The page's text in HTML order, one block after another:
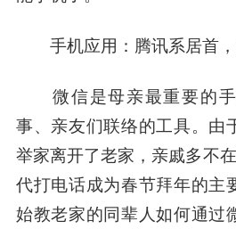
手机应用：腾讯系居首
微信是母亲最重要的手
事、亲友们联络的工具。由
举家离开了老家，亲戚多不
代打电话成为春节拜年的主
始教老家的同辈人如何通过